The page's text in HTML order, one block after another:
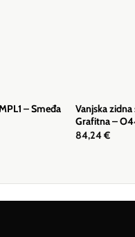
– Smeđa
Vanjska
Grafitna –
84,24€